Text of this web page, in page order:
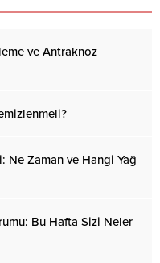
ve Antraknoz
Ne Zaman ve Hangi Yağ
Bu Hafta Sizi Neler